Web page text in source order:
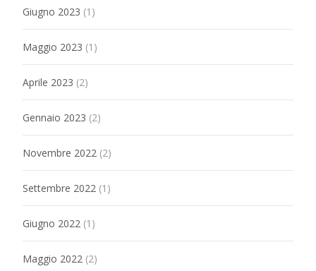
Giugno 2023 (1)
Maggio 2023 (1)
Aprile 2023 (2)
Gennaio 2023 (2)
Novembre 2022 (2)
Settembre 2022 (1)
Giugno 2022 (1)
Maggio 2022 (2)